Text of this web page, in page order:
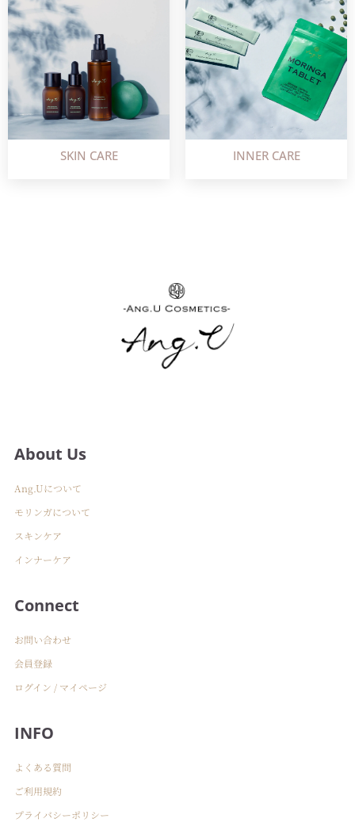
SKIN CARE INNER CARE
About Us
Ang.Uについて
モリンガについて
スキンケア
インナーケア
Connect
お問い合わせ
会員登録
ログイン / マイページ
INFO
よくある質問
ご利用規約
プライバシーポリシー